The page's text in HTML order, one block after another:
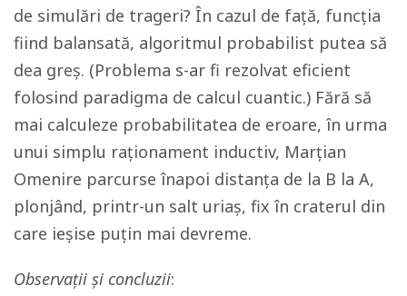
de simulări de trageri? În cazul de față, funcția
fiind balansată, algoritmul probabilist putea să
dea greș. (Problema s-ar fi rezolvat eficient
folosind paradigma de calcul cuantic.) Fără să
mai calculeze probabilitatea de eroare, în urma
unui simplu raționament inductiv, Marțian
Omenire parcurse înapoi distanța de la B la A,
plonjând, printr-un salt uriaș, fix în craterul din
care ieșise puțin mai devreme.
Observații și concluzii: